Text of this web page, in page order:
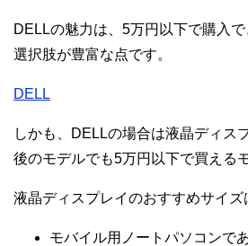
DELLの魅力は、5万円以下で購入
選択肢が豊富な点です。
DELL
しかも、DELLの場合は液晶ディス
後のモデルでも5万円以下で買える
液晶ディスプレイのおすすめサイズ
モバイル用ノートパソコンで